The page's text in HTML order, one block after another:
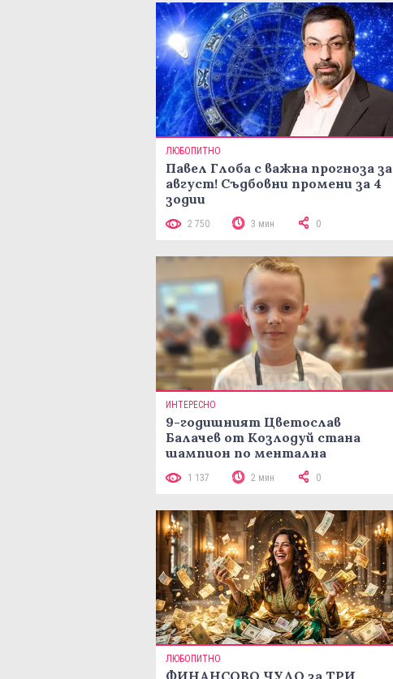
ЛЮБОПИТНО
Павел Глоба с важна прогноза за
август! Съдбовни промени за 4
зодии
2 750 3 мин 0
ИНТЕРЕСНО
9-годишният Цветослав
Балачев от Козлодуй стана
шампион по ментална
аритметика с 320 задачи за 10
минути
1 137 2 мин 0
ЛЮБОПИТНО
ФИНАНСОВО ЧУДО за ТРИ